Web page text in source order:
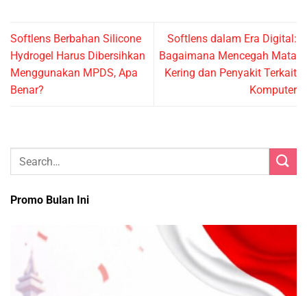
Softlens Berbahan Silicone
Hydrogel Harus Dibersihkan
Menggunakan MPDS, Apa
Benar?
Softlens dalam Era Digital:
Bagaimana Mencegah Mata
Kering dan Penyakit Terkait
Komputer
Promo Bulan Ini